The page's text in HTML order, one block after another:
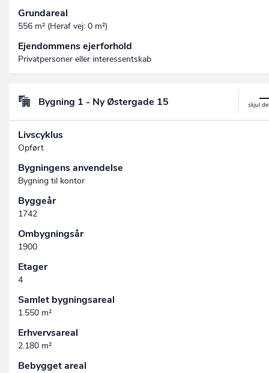
Grundareal
556 m² (Heraf vej: 0 m²)
Ejendommens ejerforhold
Privatpersoner eller interessentskab
Bygning 1 - Ny Østergade 15
Livscyklus
Opført
Bygningens anvendelse
Bygning til kontor
Byggeår
1742
Ombygningsår
1900
Etager
4
Samlet bygningsareal
1.550 m²
Erhvervsareal
2.180 m²
Bebygget areal